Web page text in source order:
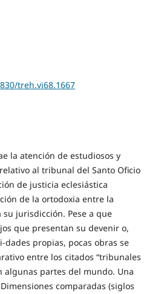
treh.vi68.1667
la atención de estudiosos y
al tribunal del Santo Oficio
de justicia eclesiástica
de la ortodoxia entre la
jurisdicción. Pese a que
que presentan su devenir o,
propias, pocas obras se
entre los citados “tribunales
algunas partes del mundo. Una
comparadas (siglos